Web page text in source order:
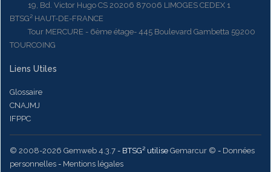
19, Bd. Victor Hugo CS 20206 87006 LIMOGES CEDEX 1
BTSG² HAUT-DE-FRANCE
Tour MERCURE - 6ème étage- 445 Boulevard Gambetta 59200
TOURCOING
Liens Utiles
Glossaire
CNAJMJ
IFPPC
© 2008-2026 Gemweb 4.3.7 - BTSG² utilise Gemarcur © - Données
personnelles - Mentions légales